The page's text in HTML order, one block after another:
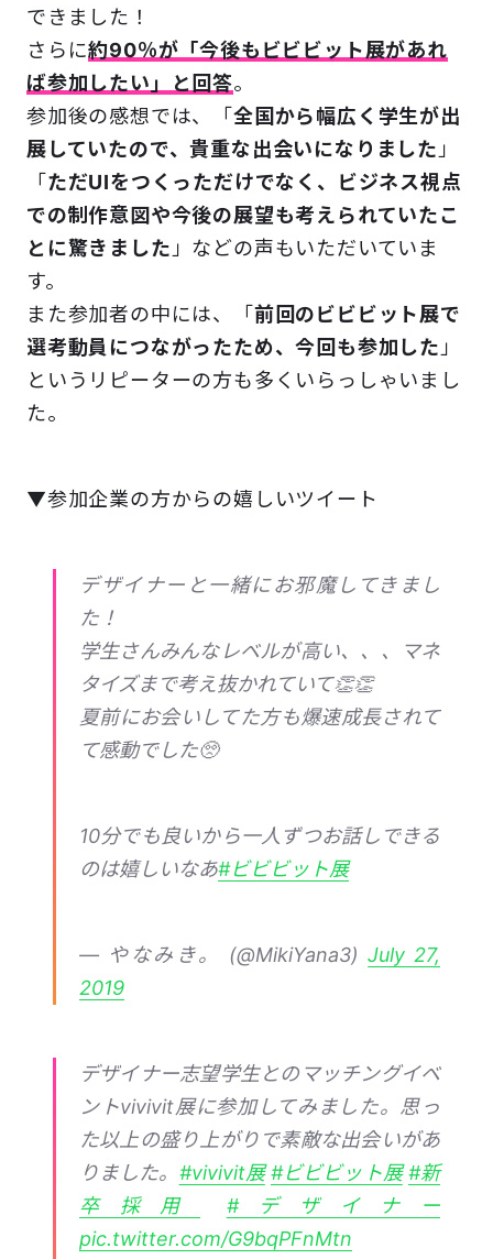
できました！
さらに約90％が「今後もビビビット展があれ
ば参加したい」と回答。
参加後の感想では、「全国から幅広く学生が出
展していたので、貴重な出会いになりました 」
「 ただUIをつくっただけでなく、ビジネス視点
での制作意図や今後の展望も考えられていたこ
とに驚きました 」などの声もいただいていま
す。
また参加者の中には、「 前回のビビビット展で
選考動員につながったため、今回も参加した 」
というリピーターの方も多くいらっしゃいまし
た。
▼参加企業の方からの嬉しいツイート
デザイナーと一緒にお邪魔してきまし
た！
学生さんみんなレベルが高い、、、マネ
タイズまで考え抜かれていて👏👏
夏前にお会いしてた方も爆速成長されて
て感動でした🥺
10分でも良いから一人ずつお話しできる
のは嬉しいなあ#ビビビット展
— やなみき。 (@MikiYana3)July 27,
2019
デザイナー志望学生とのマッチングイベ
ントvivivit展に参加してみました。思っ
た以上の盛り上がりで素敵な出会いがあ
りました。 #vivivit展 #ビビビット展 #新
卒採用
#デザイナー
pic.twitter.com/G9bqPFnMtn